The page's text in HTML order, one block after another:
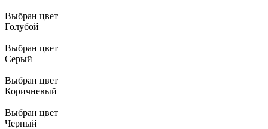
Выбран цвет
Голубой
Выбран цвет
Серый
Выбран цвет
Коричневый
Выбран цвет
Черный